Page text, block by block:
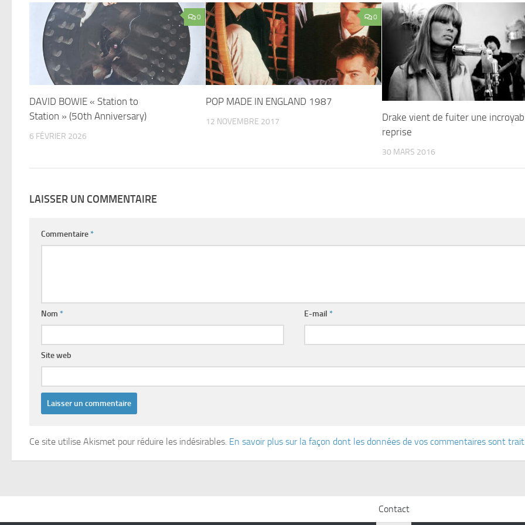
0
DAVID BOWIE « Station to
Station » (50th Anniversary)
6 FÉVRIER 2026
0
POP MADE IN ENGLAND 1987
12 NOVEMBRE 2017
Drake vient de fuiter une
reprise
30 MARS 2016
LAISSER UN COMMENTAIRE
Commentaire*
Nom * E-mail*
Site web
Ce site utilise Akismet pour réduire les indésirables. En savoir plus sur la façon dont les données de vos commentaires sont
Contact